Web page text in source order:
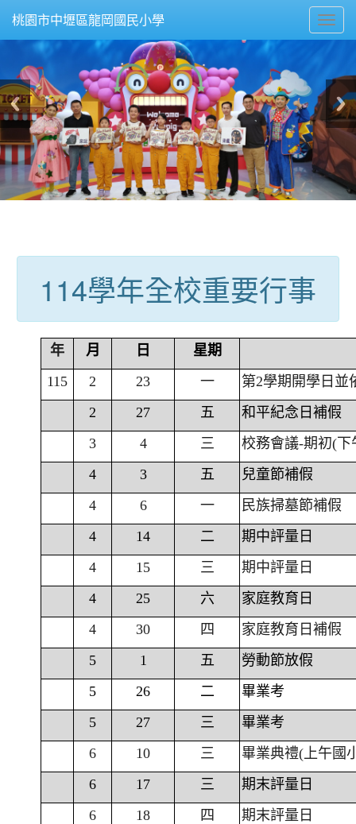
桃園市中壢區龍岡國民小學
114學年全校重要行事
年 月 日
星期
115
2 23 一
第2學期開學日並
2
27 五
和平紀念日補假
3
4 三
校務會議-期初(下
4
3 五
兒童節補假
4
6 一
民族掃墓節補假
4
14 二
期中評量日
4
15 三
期中評量日
4
25 六
家庭教育日
4
30 四
家庭教育日補假
5
1 五
勞動節放假
5
26 二
畢業考
5
27 三
畢業考
6
10 三
畢業典禮(上午國
6
17 三
期末評量日
6
18 四
期末評量日